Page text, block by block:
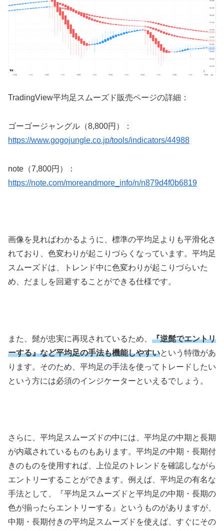
TradingView平均足スムーズド販売ページの詳細：
ゴーゴージャングル（8,800円）：
https://www.gogojungle.co.jp/tools/indicators/44988
note（7,800円）：
https://note.com/moreandmore_info/n/n879d4f0b6819
画像を見ればわかるように、標準の平均足よりも平滑化さ
れており、色変わりが起こりづらくなっています。平均足
スムーズドは、トレンド中に色変わりが起こりづらいた
め、だましを回避することができる仕様です。
また、髭が忠実に再現されているため、 『逆髭でエントリ
ーする』など平均足の手法も機能しやすいという特徴があ
ります。そのため、平均足の手法を使ってトレードしたい
という方には必須のインジケーターといえるでしょう。
さらに、平均足スムーズドの中には、平均足の中期と長期
が内蔵されているものもあります。平均足の中期・長期付
きのものを使用すれば、上位足のトレンドを確認しながら
エントリーすることができます。例えば、平均足の有名な
手法として、『平均足スムーズドと平均足の中期・長期の
色が揃ったらエントリーする』というものがありますが、
中期・長期付きの平均足スムーズドを使えば、すぐにその